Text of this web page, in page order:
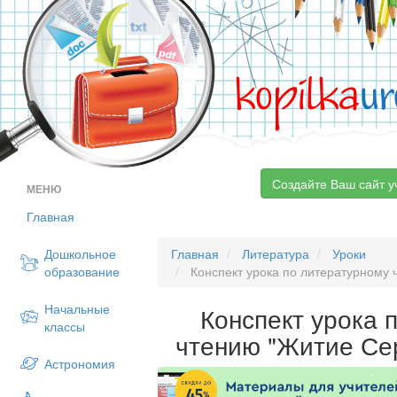
kopilka
МЕНЮ
Главная
Дошкольное
образование
Начальные
классы
Астрономия
Создайте Ваш сайт
Главная Литература
Уроки
Конспект урока по
Конспект урока
чтению "Житие